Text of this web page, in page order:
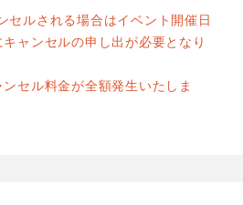
セルされる場合はイベント開催日
ャンセルの申し出が必要となり
セル料金が全額発生いたしま